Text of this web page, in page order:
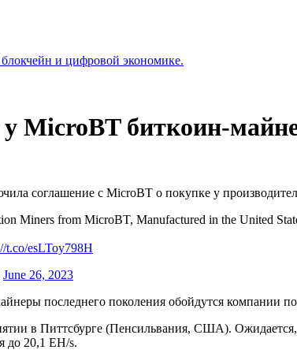
и цифровой экономике.
MicroBT биткоин-
соглашение с MicroBT о покупке у
Miners from MicroBT, Manufactured in the United
t.co/esLToy798H
June 26, 2023
последнего поколения обойдутся компании
в Питтсбурге (Пенсильвания, США).
до 20,1 EH/s.